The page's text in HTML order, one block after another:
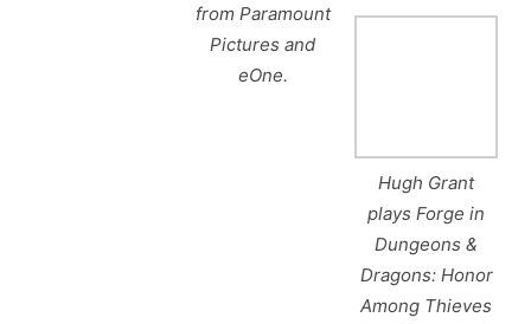
from Paramount
Pictures and
eOne.
Hugh Grant
plays Forge in
Dungeons &
Dragons: Honor
Among Thieves